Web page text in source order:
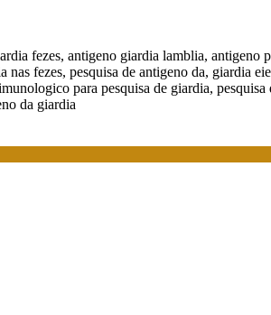
fezes, antigeno giardia lamblia,
fezes, pesquisa de antigeno da, giardia
para pesquisa de giardia,
da giardia